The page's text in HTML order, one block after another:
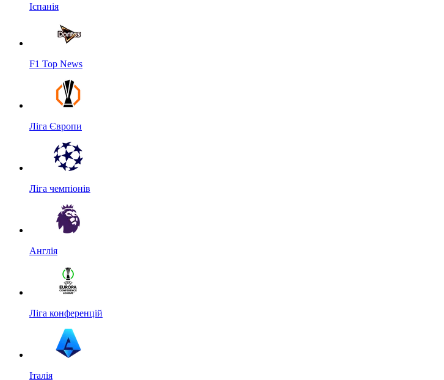
Іспанія
F1 Top News
Ліга Європи
Ліга чемпіонів
Англія
Ліга конференцій
Італія